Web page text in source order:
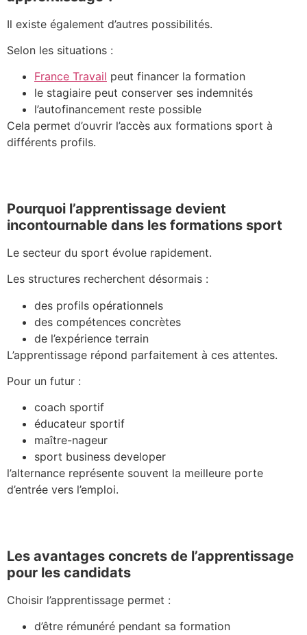
Il existe également d’autres possibilités.
Selon les situations :
France Travail peut financer la formation
le stagiaire peut conserver ses indemnités
l’autofinancement reste possible
Cela permet d’ouvrir l’accès aux formations sport à
différents profils.
Pourquoi l’apprentissage devient
incontournable dans les formations sport
Le secteur du sport évolue rapidement.
Les structures recherchent désormais :
des profils opérationnels
des compétences concrètes
de l’expérience terrain
L’apprentissage répond parfaitement à ces attentes.
Pour un futur :
coach sportif
éducateur sportif
maître-nageur
sport business developer
l’alternance représente souvent la meilleure porte
d’entrée vers l’emploi.
Les avantages concrets de l’apprentissage
pour les candidats
Choisir l’apprentissage permet :
d’être rémunéré pendant sa formation